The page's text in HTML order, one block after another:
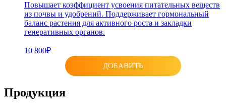
Повышает коэффициент усвоения питательных веществ
из почвы и удобрений. Поддерживает гормональный
баланс растения для активного роста и закладки
генеративных органов.
10 800₽
ДОБАВИТЬ
Продукция